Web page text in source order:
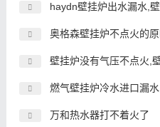
haydn壁挂炉出水漏水,
奥格森壁挂炉不点火的
壁挂炉没有气压不点火,
燃气壁挂炉冷水进口漏
万和热水器打不着火了